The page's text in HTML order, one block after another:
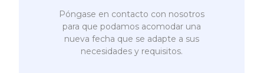
Póngase en contacto con nosotros
para que podamos acomodar una
nueva fecha que se adapte a sus
necesidades y requisitos.